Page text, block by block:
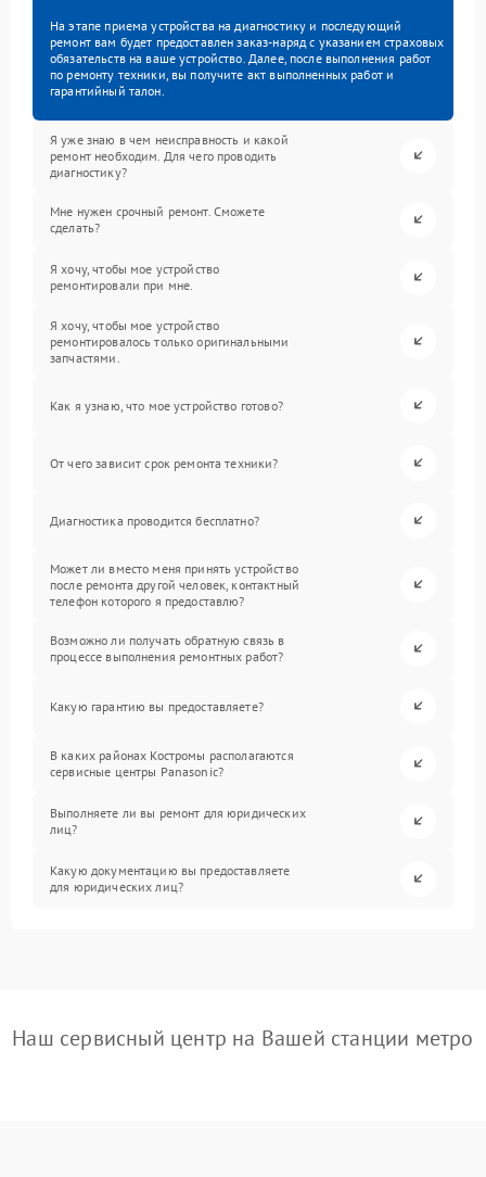
На этапе приема устройства на диагностику и последующий
ремонт вам будет предоставлен заказ-наряд с указанием страховых
обязательств на ваше устройство. Далее, после выполнения работ
по ремонту техники, вы получите акт выполненных работ и
гарантийный талон.
Я уже знаю в чем неисправность и какой
ремонт необходим. Для чего проводить
диагностику?
Мне нужен срочный ремонт. Сможете
сделать?
Я хочу, чтобы мое устройство
ремонтировали при мне.
Я хочу, чтобы мое устройство
ремонтировалось только оригинальными
запчастями.
Как я узнаю, что мое устройство готово?
От чего зависит срок ремонта техники?
Диагностика проводится бесплатно?
Может ли вместо меня принять устройство
после ремонта другой человек, контактный
телефон которого я предоставлю?
Возможно ли получать обратную связь в
процессе выполнения ремонтных работ?
Какую гарантию вы предоставляете?
В каких районах Костромы располагаются
сервисные центры Panasonic?
Выполняете ли вы ремонт для юридических
лиц?
Какую документацию вы предоставляете
для юридических лиц?
Наш сервисный центр на Вашей станции метро